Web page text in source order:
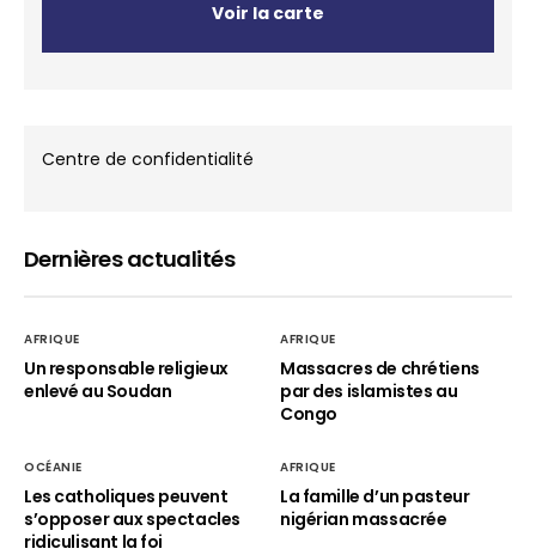
Voir la carte
Centre de confidentialité
Dernières actualités
AFRIQUE
Un responsable religieux
enlevé au Soudan
AFRIQUE
Massacres de chrétiens
par des islamistes au
Congo
OCÉANIE
Les catholiques peuvent
s’opposer aux spectacles
ridiculisant la foi
AFRIQUE
La famille d’un pasteur
nigérian massacrée